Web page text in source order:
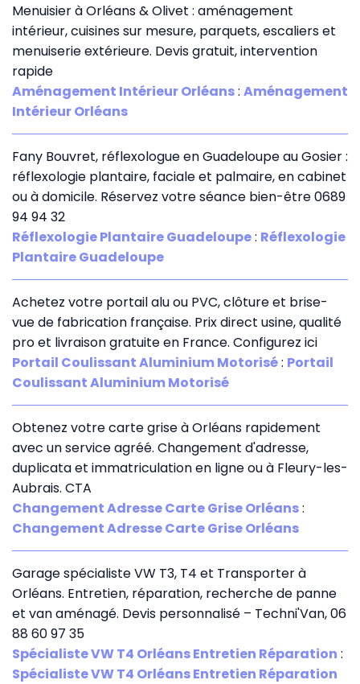
Menuisier à Orléans & Olivet : aménagement
intérieur, cuisines sur mesure, parquets, escaliers et
menuiserie extérieure. Devis gratuit, intervention
rapide
Aménagement Intérieur Orléans: Aménagement
Intérieur Orléans
Fany Bouvret, réflexologue en Guadeloupe au Gosier :
réflexologie plantaire, faciale et palmaire, en cabinet
ou à domicile. Réservez votre séance bien-être 0689
94 94 32
Réflexologie Plantaire Guadeloupe: Réflexologie
Plantaire Guadeloupe
Achetez votre portail alu ou PVC, clôture et brise-
vue de fabrication française. Prix direct usine, qualité
pro et livraison gratuite en France. Configurez ici
Portail Coulissant Aluminium Motorisé: Portail
Coulissant Aluminium Motorisé
Obtenez votre carte grise à Orléans rapidement
avec un service agréé. Changement d'adresse,
duplicata et immatriculation en ligne ou à Fleury-les-
Aubrais. CTA
Changement Adresse Carte Grise Orléans:
Changement Adresse Carte Grise Orléans
Garage spécialiste VW T3, T4 et Transporter à
Orléans. Entretien, réparation, recherche de panne
et van aménagé. Devis personnalisé – Techni'Van, 06
88 60 97 35
Spécialiste VW T4 Orléans Entretien Réparation :
Spécialiste VW T4 Orléans Entretien Réparation